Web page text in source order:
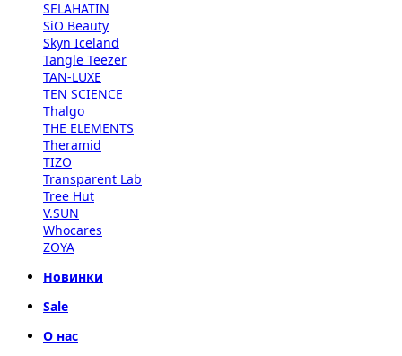
SELAHATIN
SiO Beauty
Skyn Iceland
Tangle Teezer
TAN-LUXE
TEN SCIENCE
Thalgo
THE ELEMENTS
Theramid
TIZO
Transparent Lab
Tree Hut
V.SUN
Whocares
ZOYA
Новинки
Sale
О нас